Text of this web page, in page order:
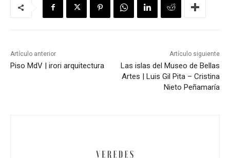
Artículo anterior
Piso MdV | irori arquitectura
Artículo siguiente
Las islas del Museo de Bellas
Artes | Luis Gil Pita – Cristina
Nieto Peñamaría